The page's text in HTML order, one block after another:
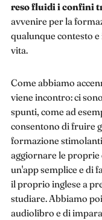
reso fluidi i confini
avvenire per la
qualunque contesto
vita.
Come abbiamo
viene incontro: ci
spunti, come ad
consentono di fruire
formazione
aggiornare le proprie
un'app semplice e di
il proprio inglese a
studiare. Abbiamo
audiolibro e di